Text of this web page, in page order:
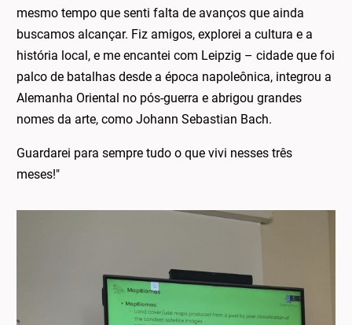
mesmo tempo que senti falta de avanços que ainda
buscamos alcançar. Fiz amigos, explorei a cultura e a
história local, e me encantei com Leipzig – cidade que foi
palco de batalhas desde a época napoleônica, integrou a
Alemanha Oriental no pós-guerra e abrigou grandes
nomes da arte, como Johann Sebastian Bach.
Guardarei para sempre tudo o que vivi nesses três
meses!"